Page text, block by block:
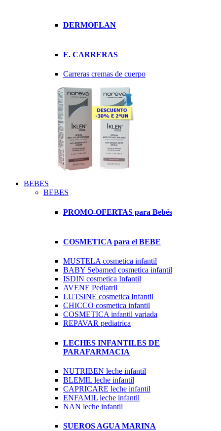
DERMOFLAN
E. CARRERAS
Carreras cremas de cuerpo
BEBES
BEBES
PROMO-OFERTAS para Bebés
COSMETICA para el BEBE
MUSTELA cosmetica infantil
BABY Sebamed cosmetica infantil
ISDIN cosmetica Infantil
AVENE Pediatril
LUTSINE cosmetica Infantil
CHICCO cosmetica infantil
COSMETICA infantil variada
REPAVAR pediatrica
LECHES INFANTILES DE
PARAFARMACIA
NUTRIBEN leche infantil
BLEMIL leche infantil
CAPRICARE leche infantil
ENFAMIL leche infantil
NAN leche infantil
SUEROS AGUA MARINA